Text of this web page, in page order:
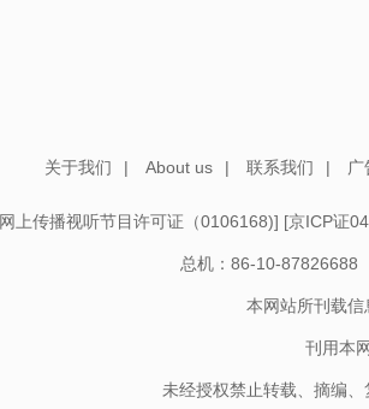
关于我们 | About us | 联系我们 |
网上传播视听节目许可证（0106168)] [京ICP证
总机：86-10-87826688
本网站所刊载
刊用本
未经授权禁止转载、摘编